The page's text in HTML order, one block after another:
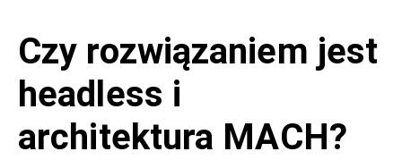
Czy rozwiązaniem jest
headless i
architektura MACH?